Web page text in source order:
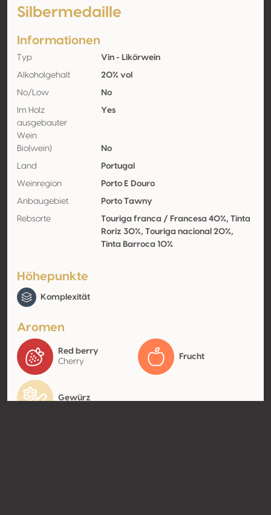
Silbermedaille
Informationen
Typ Vin - Likörwein
Alkoholgehalt 20% vol
No/Low No
Im Holz
ausgebauter
Wein
Yes
Bio(wein) No
Land Portugal
Weinregion Porto E Douro
Anbaugebiet Porto Tawny
Rebsorte
Touriga franca / Francesa 40%, Tinta
Roriz 30%, Touriga nacional 20%,
Tinta Barroca 10%
Höhepunkte
Komplexität
Aromen
Red berry
Cherry
Frucht
Gewürz